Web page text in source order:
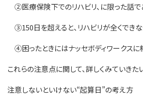
②医療保険下でのリハビリ、に限った話で
③150日を超えると、リハビリが全くできな
④困ったときにはナッセボディワークスに
これらの注意点に関して、詳しくみていきた
注意しないといけない“起算日”の考え方